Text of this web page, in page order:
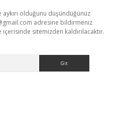
olduğunu düşündüğünüz
adresine bildirmeniz
sitemizden kaldırılacaktır.